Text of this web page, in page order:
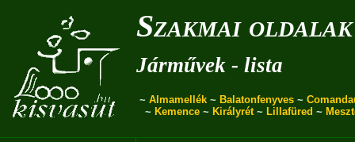
Szakmai oldalak
Járművek - lista
~ Almamellék ~ Balatonfenyves ~
~ Kemence~ Királyrét~ Lillafüred ~